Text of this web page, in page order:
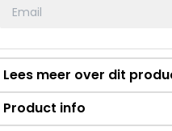
Lees meer over dit
Product info